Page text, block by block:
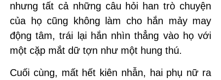
nhưng tất cả những câu hỏi han trò chuyện
của họ cũng không làm cho hắn mảy may
động tâm, trái lại hắn nhìn thẳng vào họ với
một cặp mắt dữ tợn như một hung thú.
Cuối cùng, mất hết kiên nhẫn, hai phụ nữ ra